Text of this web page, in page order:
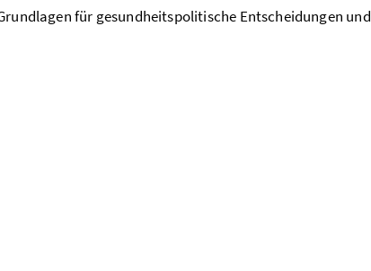
für gesundheitspolitische Entscheidungen und